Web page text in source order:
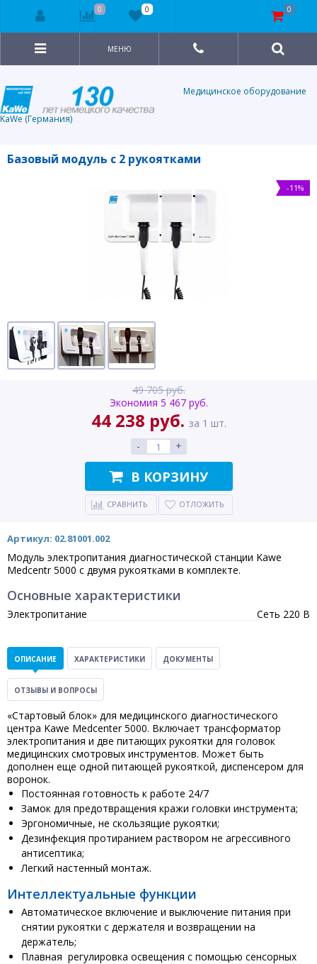
Медицинское оборудование
KaWe (Германия)
МЕНЮ
Базовый модуль с 2 рукоятками
-11%
Артикул: 02.81001.002
Модуль электропитания диагностической станции Kawe
Medcentr 5000 с двумя рукоятками в комплекте.
49 705 руб.
Экономия 5 467 руб.
44 238 руб. за 1 шт.
-
+
В КОРЗИНУ
СРАВНИТЬ ОТЛОЖИТЬ
Основные характеристики
Электропитание Сеть 220 В
ОПИСАНИЕ ХАРАКТЕРИСТИКИ ДОКУМЕНТЫ
ОТЗЫВЫ И ВОПРОСЫ
«Стартовый блок» для медицинского диагностического
центра Kawe Medcenter 5000. Включает трансформатор
электропитания и две питающих рукоятки для головок
медицинских смотровых инструментов. Может быть
дополнен еще одной питающей рукояткой, диспенсером для
воронок.
Постоянная готовность к работе 24/7
Замок для предотвращения кражи головки инструмента;
Эргономичные, не скользящие рукоятки;
Дезинфекция протиранием раствором не агрессивного
антисептика;
Легкий настенный монтаж.
Интеллектуальные функции
Автоматическое включение и выключение питания при
снятии рукоятки с держателя и возвращении на
держатель;
Плавная регулировка освещения с помощью сенсорных
0 0 0